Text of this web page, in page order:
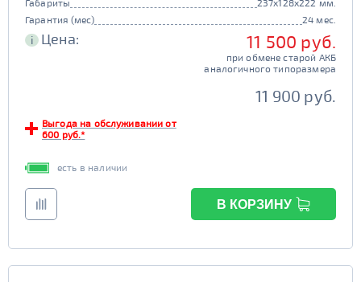
Габариты
237x128x222 мм.
Гарантия (мес)
24 мес.
i Цена: 11 500 руб.
при обмене старой АКБ
аналогичного типоразмера
11 900 руб.
Выгода на обслуживании от
600 руб.*
есть в наличии
В КОРЗИНУ